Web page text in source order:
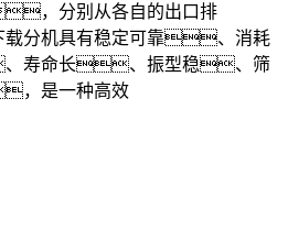
，分别从各自的出口排
分机具有稳定可靠、消耗
寿命长、振型稳、筛
，是一种高效